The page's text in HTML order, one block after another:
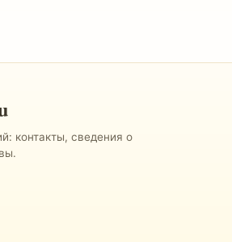
контакты, сведения о